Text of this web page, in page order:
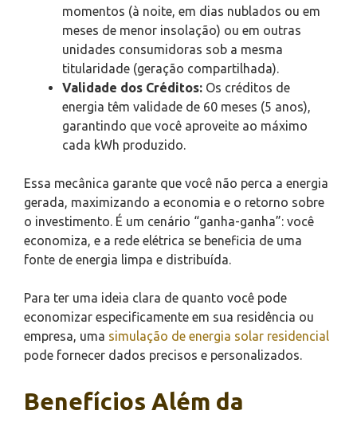
momentos (à noite, em dias nublados ou em
meses de menor insolação) ou em outras
unidades consumidoras sob a mesma
titularidade (geração compartilhada).
Validade dos Créditos: Os créditos de
energia têm validade de 60 meses (5 anos),
garantindo que você aproveite ao máximo
cada kWh produzido.
Essa mecânica garante que você não perca a energia
gerada, maximizando a economia e o retorno sobre
o investimento. É um cenário “ganha-ganha”: você
economiza, e a rede elétrica se beneficia de uma
fonte de energia limpa e distribuída.
Para ter uma ideia clara de quanto você pode
economizar especificamente em sua residência ou
empresa, uma simulação de energia solar residencial
pode fornecer dados precisos e personalizados.
Benefícios Além da